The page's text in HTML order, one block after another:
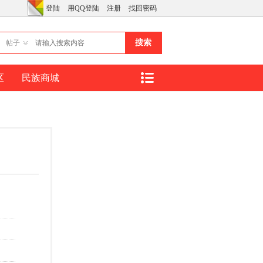
登陆 用QQ登陆 注册 找回密码
帖子 搜索
民族商城